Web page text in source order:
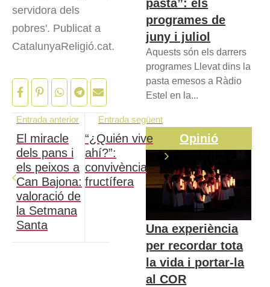
servidora dels
pobres'. Publicat a
CatalunyaReligió.cat.
Entrada anterior
El miracle
dels pans i
els peixos a
Can Bajona:
valoració de
la Setmana
Santa
Entrada següent
“¿Quién vive
ahí?”:
convivència
fructífera
pasta”: els
programes de
juny i juliol
Aquests són els darrers
programes Llevat dins la
pasta emesos a Ràdio
Estel en la...
Opinió
Una experiència
per recordar tota
la vida i portar-la
al COR